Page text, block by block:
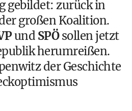
gebildet: zurück in
großen Koalition.
und SPÖsollen jetzt
herumreißen.
der Geschichte